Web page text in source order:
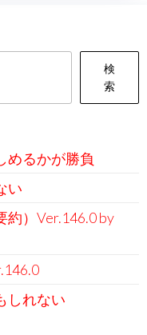
検
索
めるかが勝負
い
約）Ver.146.0 by
しれない